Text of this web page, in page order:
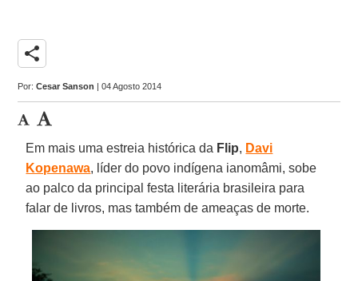
share
Por:Cesar Sanson | 04 Agosto 2014
Em mais uma estreia histórica da Flip, Davi
Kopenawa, líder do povo indígena ianomâmi, sobe
ao palco da principal festa literária brasileira para
falar de livros, mas também de ameaças de morte.